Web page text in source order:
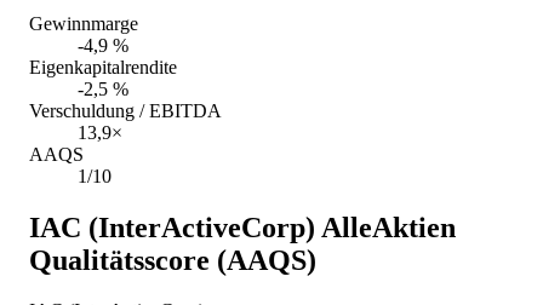
Gewinnmarge
-4,9 %
Eigenkapitalrendite
-2,5 %
Verschuldung / EBITDA
13,9×
AAQS
1/10
IAC (InterActiveCorp) AlleAktien
Qualitätsscore (AAQS)